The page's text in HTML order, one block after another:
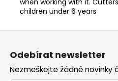
children under 6 years
Z
Odebírat newsletter
Nezmeškejte žádné novinky